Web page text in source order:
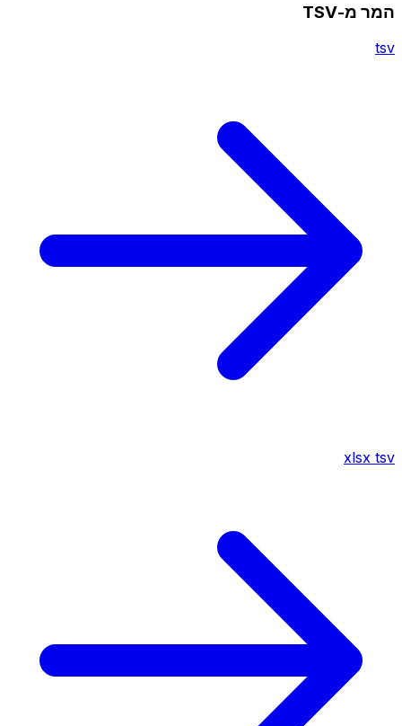
המר מ-TSV
tsv
xlsx tsv